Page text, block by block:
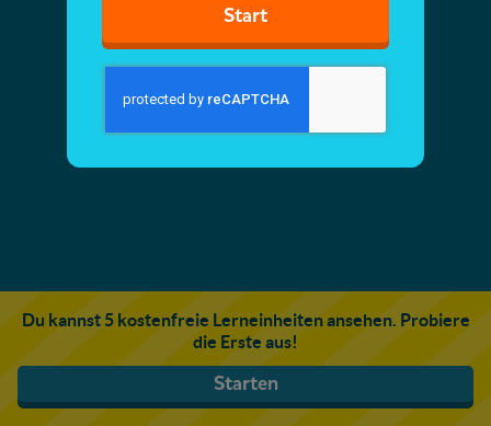
Du kannst 5 kostenfreie Lerneinheiten ansehen. Probiere
die Erste aus!
Starten
Start